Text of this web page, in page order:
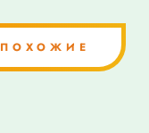
ПОХОЖИЕ